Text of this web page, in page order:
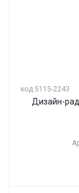
код 5115-2243
Дизайн-